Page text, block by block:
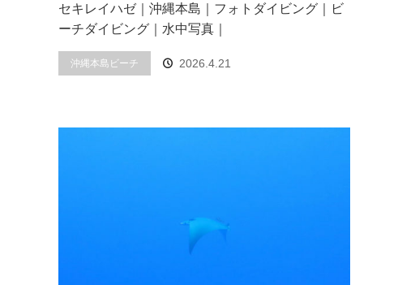
セキレイハゼ｜沖縄本島｜フォトダイビング｜ビ
ーチダイビング｜水中写真｜
沖縄本島ビーチ 2026.4.21